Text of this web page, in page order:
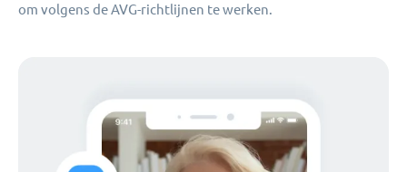
om volgens de AVG-richtlijnen te werken.